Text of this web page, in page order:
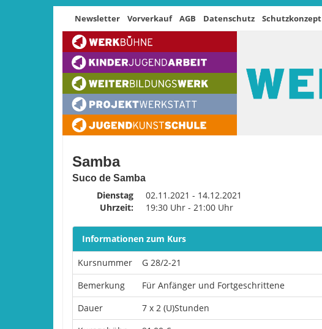
Newsletter Vorverkauf AGB Datenschutz Schutzkonzept
Samba
Suco de Samba
Dienstag
02.11.2021 - 14.12.2021
Uhrzeit:
19:30 Uhr - 21:00 Uhr
Informationen zum Kurs
Kursnummer
G 28/2-21
Bemerkung
Für Anfänger und Fortgeschrittene
Dauer
7 x 2 (U)Stunden